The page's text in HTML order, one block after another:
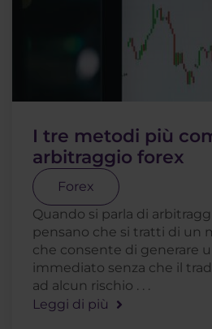
I tre metodi più
arbitraggio forex
Forex
Quando si parla di
pensano che si tratti di un
che consente di generare
immediato senza che il
ad alcun rischio . . .
Leggi di più